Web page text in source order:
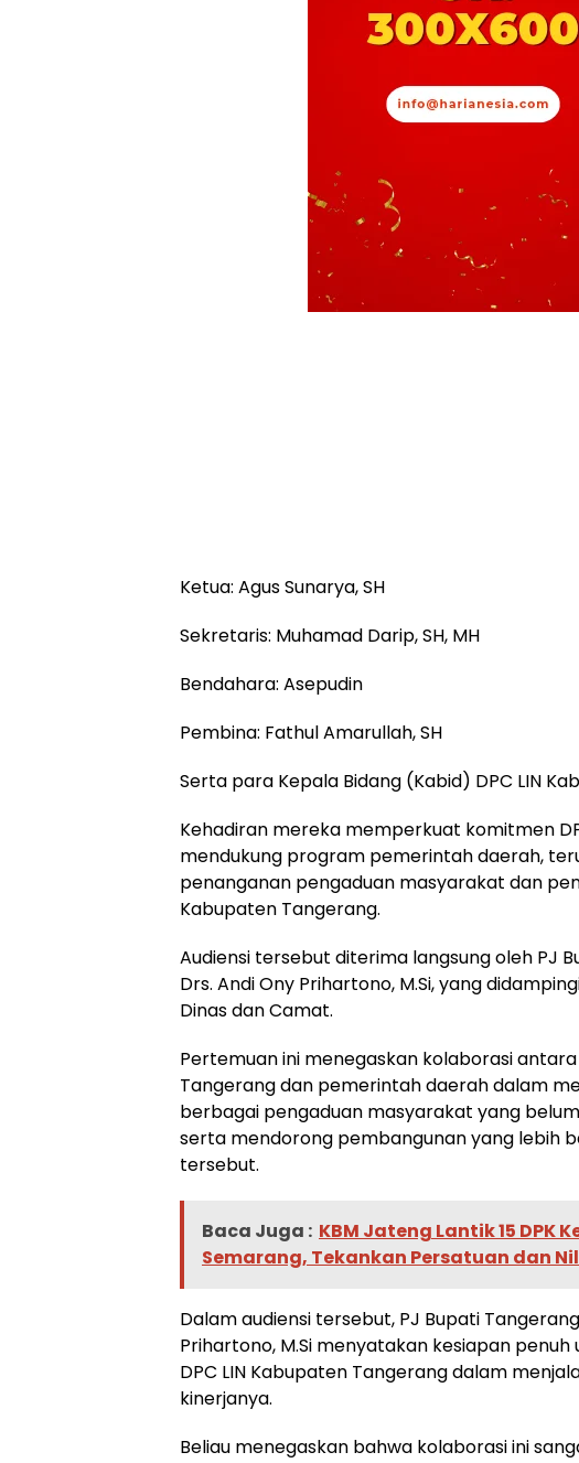
Ketua: Agus Sunarya, SH
Sekretaris: Muhamad Darip, SH, MH
Bendahara: Asepudin
Pembina: Fathul Amarullah, SH
Serta para Kepala Bidang (Kabid) DPC LIN
Kehadiran mereka memperkuat komitmen
mendukung program pemerintah daerah,
penanganan pengaduan masyarakat dan
Kabupaten Tangerang.
Audiensi tersebut diterima langsung oleh PJ
Drs. Andi Ony Prihartono, M.Si, yang
Dinas dan Camat.
Pertemuan ini menegaskan kolaborasi antara
Tangerang dan pemerintah daerah dalam
berbagai pengaduan masyarakat yang
serta mendorong pembangunan yang lebih
tersebut.
Baca Juga : KBM Jateng Lantik 15 DPK
Semarang, Tekankan Persatuan dan
Dalam audiensi tersebut, PJ Bupati
Prihartono, M.Si menyatakan kesiapan
DPC LIN Kabupaten Tangerang dalam
kinerjanya.
Beliau menegaskan bahwa kolaborasi ini